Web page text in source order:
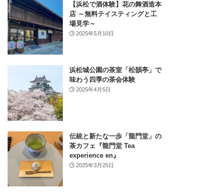
【浜松で酒体験】花の舞酒造本
店 ～無料テイスティングと工
場見学～
2025年5月10日
浜松城公園の茶室「松韻亭」で
味わう四季の茶会体験
2025年4月5日
伝統と新たな一歩「龍門堂」の
茶カフェ『龍門堂 Tea
experience en』
2025年3月25日